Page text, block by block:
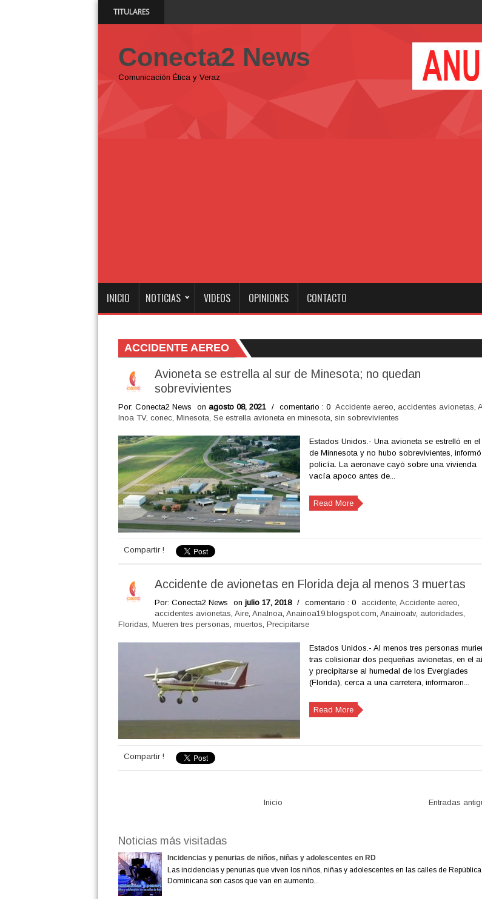
TITULARES
SNS y el SRSO actualizan Manual de Comunicación Interna y Externa para fortalecer gestión
Conecta2 News
Comunicación Ética y Veraz
INICIO NOTICIAS VIDEOS OPINIONES CONTACTO
ACCIDENTE AEREO
Avioneta se estrella al sur de Minesota; no quedan
sobrevivientes
Por: Conecta2 News on agosto 08, 2021 / comentario : 0 Accidente aereo, accidentes avionetas,
Inoa TV, conec, Minesota, Se estrella avioneta en minesota, sin sobrevivientes
Estados Unidos.- Una avioneta se estrelló en el
de Minnesota y no hubo sobrevivientes,
policía. La aeronave cayó sobre una vivienda
vacía apoco antes de...
Read More
Compartir !
Accidente de avionetas en Florida deja al menos 3 muertas
Por: Conecta2 News on julio 17, 2018 / comentario : 0 accidente, Accidente aereo,
accidentes avionetas, Aire, AnaInoa, Anainoa19.blogspot.com, Anainoatv, autoridades,
Floridas, Mueren tres personas, muertos, Precipitarse
Estados Unidos.- Al menos tres personas
tras colisionar dos pequeñas avionetas, en el
y precipitarse al humedal de los Everglades
(Florida), cerca a una carretera, informaron...
Read More
Compartir !
Entradas
Inicio
Noticias más visitadas
Incidencias y penurias de niños, niñas y adolescentes en RD
Las incidencias y penurias que viven los niños, niñas y adolescentes en las calles de República
Dominicana son casos que van en aumento...